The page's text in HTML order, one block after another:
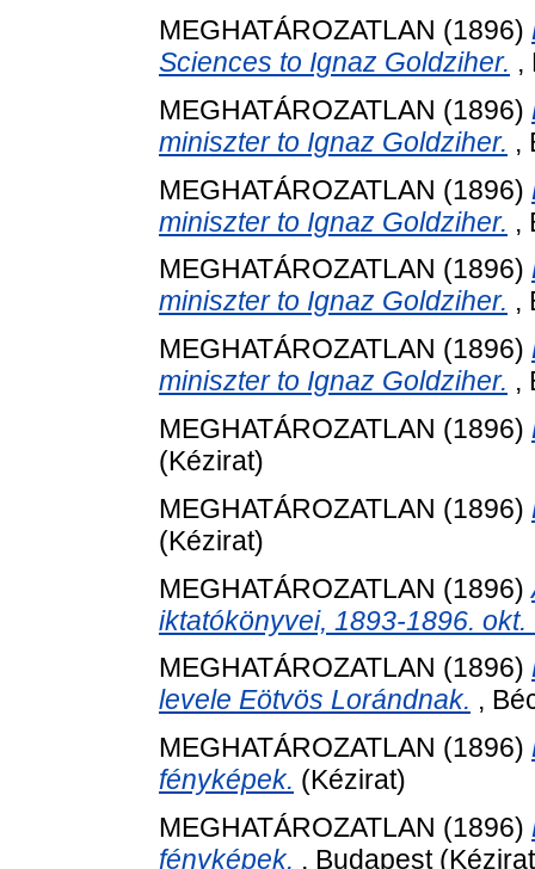
MEGHATÁROZATLAN (1896)
Sciences to Ignaz Goldziher. ,
MEGHATÁROZATLAN (1896)
miniszter to Ignaz Goldziher. ,
MEGHATÁROZATLAN (1896)
miniszter to Ignaz Goldziher. ,
MEGHATÁROZATLAN (1896)
miniszter to Ignaz Goldziher. ,
MEGHATÁROZATLAN (1896)
miniszter to Ignaz Goldziher. ,
MEGHATÁROZATLAN (1896)
(Kézirat)
MEGHATÁROZATLAN (1896)
(Kézirat)
MEGHATÁROZATLAN (1896)
iktatókönyvei, 1893-1896. okt.
MEGHATÁROZATLAN (1896)
levele Eötvös Lorándnak. ,
MEGHATÁROZATLAN (1896)
fényképek. (Kézirat)
MEGHATÁROZATLAN (1896)
fényképek. , Budapest